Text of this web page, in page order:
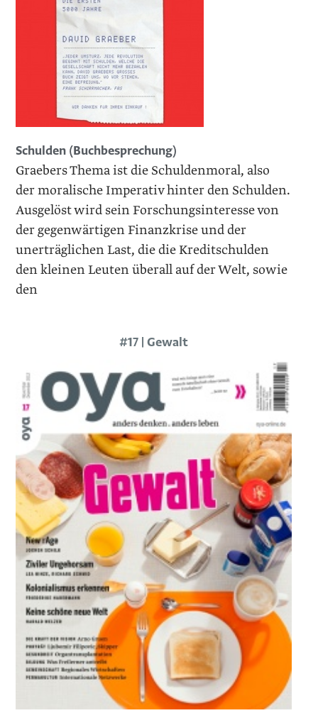
Schulden (Buchbesprechung)
Graebers Thema ist die Schuldenmoral, also
der moralische Imperativ hinter den Schulden.
Ausgelöst wird sein Forschungsinteresse von
der gegenwärtigen Finanzkrise und der
unerträglichen Last, die die Kreditschulden
den kleinen Leuten überall auf der Welt, sowie
den
#17 | Gewalt